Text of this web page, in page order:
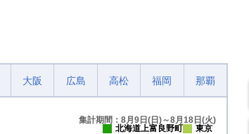
大阪 広島 高松 福岡 那覇
集計期間：8月9日(日)～8月18日(火)
北海道上富良野町
東京